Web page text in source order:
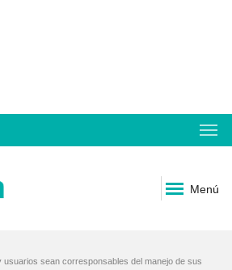
Menú
usuarios sean corresponsables del manejo de sus